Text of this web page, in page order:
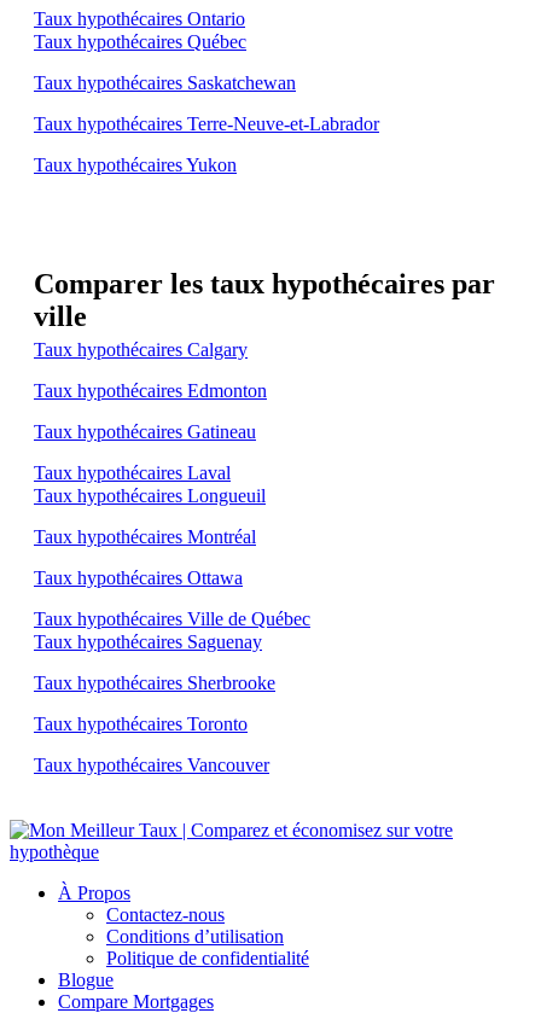
Taux hypothécaires Ontario
Taux hypothécaires Québec
Taux hypothécaires Saskatchewan
Taux hypothécaires Terre-Neuve-et-Labrador
Taux hypothécaires Yukon
Comparer les taux hypothécaires par
ville
Taux hypothécaires Calgary
Taux hypothécaires Edmonton
Taux hypothécaires Gatineau
Taux hypothécaires Laval
Taux hypothécaires Longueuil
Taux hypothécaires Montréal
Taux hypothécaires Ottawa
Taux hypothécaires Ville de Québec
Taux hypothécaires Saguenay
Taux hypothécaires Sherbrooke
Taux hypothécaires Toronto
Taux hypothécaires Vancouver
À Propos
Contactez-nous
Conditions d’utilisation
Politique de confidentialité
Blogue
Compare Mortgages